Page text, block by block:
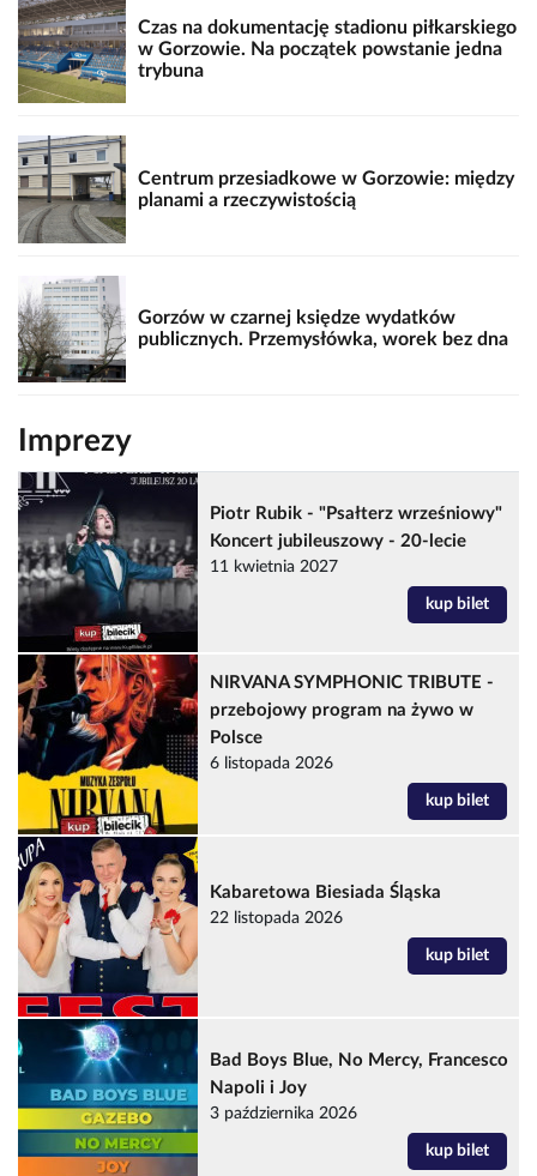
Czas na dokumentację stadionu piłkarskiego
w Gorzowie. Na początek powstanie jedna
trybuna
Centrum przesiadkowe w Gorzowie: między
planami a rzeczywistością
Gorzów w czarnej księdze wydatków
publicznych. Przemysłówka, worek bez dna
Imprezy
Piotr Rubik - "Psałterz wrześniowy"
Koncert jubileuszowy - 20-lecie
11 kwietnia 2027
kup bilet
NIRVANA SYMPHONIC TRIBUTE -
przebojowy program na żywo w
Polsce
6 listopada 2026
kup bilet
Kabaretowa Biesiada Śląska
22 listopada 2026
kup bilet
Bad Boys Blue, No Mercy, Francesco
Napoli i Joy
3 października 2026
kup bilet